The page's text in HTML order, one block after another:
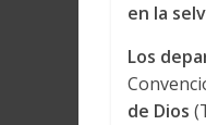
en la
Los
de Dios